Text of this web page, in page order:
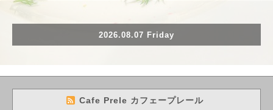
2026.08.07 Friday
Cafe Prele カフェープレール